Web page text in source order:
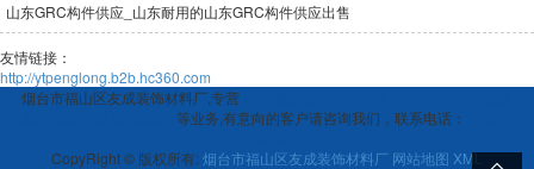
山东GRC构件供应_山东耐用的山东GRC构件供应出售
友情链接：
http://ytpenglong.b2b.hc360.com
烟台市福山区友成装饰材料厂,专营
等业务,有意向的客户请咨询我们，联系电话：
CopyRight © 版权所有:烟台市福山区友成装饰材料厂 网站地图 XML